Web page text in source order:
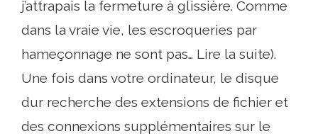
j’attrapais la fermeture à glissière. Comme
dans la vraie vie, les escroqueries par
hameçonnage ne sont pas… Lire la suite).
Une fois dans votre ordinateur, le disque
dur recherche des extensions de fichier et
des connexions supplémentaires sur le